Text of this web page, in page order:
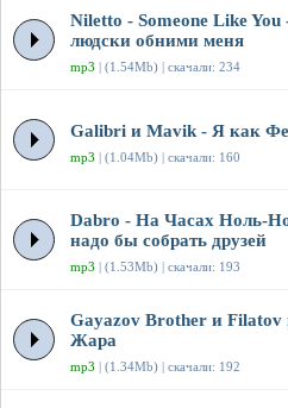
Niletto - Someone Like You
людски обними меня
mp3 | (1.54Mb) | скачали: 234
Galibri и Mavik - Я как
mp3 | (1.04Mb) | скачали: 160
Dabro - На Часах Ноль-
надо бы собрать друзей
mp3 | (1.53Mb) | скачали: 193
Gayazov Brother и
Жара
mp3 | (1.34Mb) | скачали: 192